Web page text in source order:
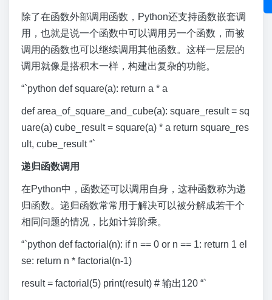
除了在函数外部调用函数，Python还支持函数嵌套调
用，也就是说一个函数中可以调用另一个函数，而被
调用的函数也可以继续调用其他函数。这样一层层的
调用就像是搭积木一样，构建出复杂的功能。
“`python def square(a): return a * a
def area_of_square_and_cube(a): square_result = sq
uare(a) cube_result = square(a) * a return square_res
ult, cube_result “`
递归函数调用
在Python中，函数还可以调用自身，这种函数称为递
归函数。递归函数常常用于解决可以被分解成若干个
相同问题的情况，比如计算阶乘。
“`python def factorial(n): if n == 0 or n == 1: return 1 el
se: return n * factorial(n-1)
result = factorial(5) print(result) # 输出120 “`